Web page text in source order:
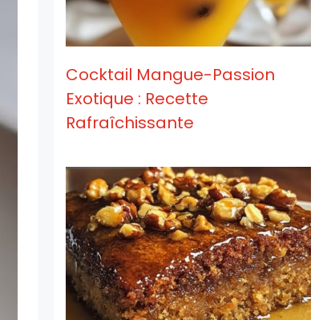
Cocktail Mangue-Passion
Exotique : Recette
Rafraîchissante